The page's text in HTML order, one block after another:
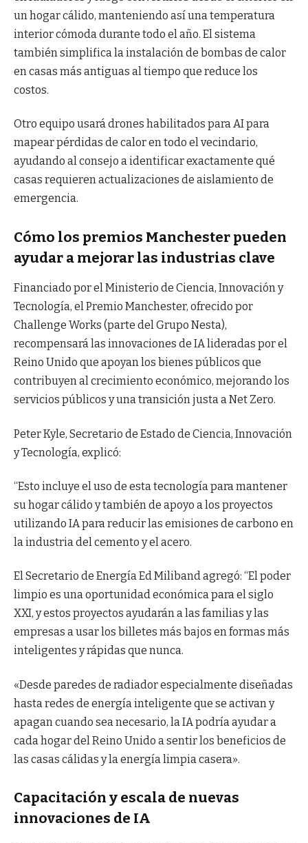
un hogar cálido, manteniendo así una temperatura
interior cómoda durante todo el año. El sistema
también simplifica la instalación de bombas de calor
en casas más antiguas al tiempo que reduce los
costos.
Otro equipo usará drones habilitados para AI para
mapear pérdidas de calor en todo el vecindario,
ayudando al consejo a identificar exactamente qué
casas requieren actualizaciones de aislamiento de
emergencia.
Cómo los premios Manchester pueden
ayudar a mejorar las industrias clave
Financiado por el Ministerio de Ciencia, Innovación y
Tecnología, el Premio Manchester, ofrecido por
Challenge Works (parte del Grupo Nesta),
recompensará las innovaciones de IA lideradas por el
Reino Unido que apoyan los bienes públicos que
contribuyen al crecimiento económico, mejorando los
servicios públicos y una transición justa a Net Zero.
Peter Kyle, Secretario de Estado de Ciencia, Innovación
y Tecnología, explicó:
“Esto incluye el uso de esta tecnología para mantener
su hogar cálido y también de apoyo a los proyectos
utilizando IA para reducir las emisiones de carbono en
la industria del cemento y el acero.
El Secretario de Energía Ed Miliband agregó: “El poder
limpio es una oportunidad económica para el siglo
XXI, y estos proyectos ayudarán a las familias y las
empresas a usar los billetes más bajos en formas más
inteligentes y rápidas que nunca.
«Desde paredes de radiador especialmente diseñadas
hasta redes de energía inteligente que se activan y
apagan cuando sea necesario, la IA podría ayudar a
cada hogar del Reino Unido a sentir los beneficios de
las casas cálidas y la energía limpia casera».
Capacitación y escala de nuevas
innovaciones de IA